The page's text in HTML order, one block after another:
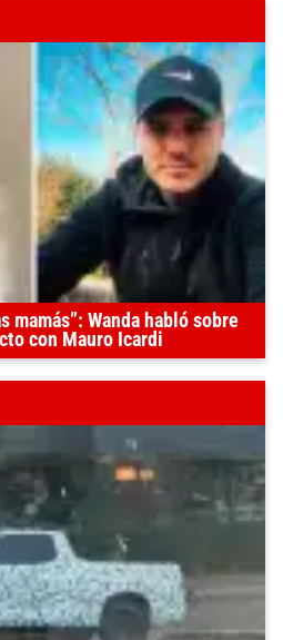
mamás”: Wanda habló sobre
con Mauro Icardi